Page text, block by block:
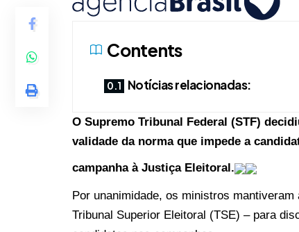
Contents
Notícias relacionadas:
O Supremo Tribunal Federal (STF)
validade da norma que impede a
campanha à Justiça Eleitoral.
Por unanimidade, os ministros
Tribunal Superior Eleitoral (TSE) – para